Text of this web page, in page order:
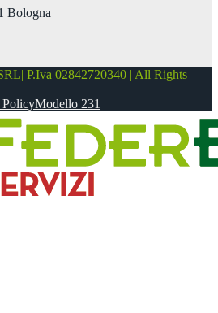
Bologna
P.Iva 02842720340 | All Rights
Modello 231